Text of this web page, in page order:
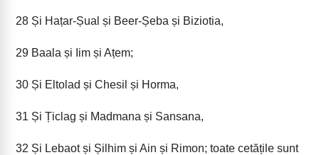
28 Și Hațar-Șual și Beer-Șeba și Biziotia,
29 Baala și Iim și Ațem;
30 Și Eltolad și Chesil și Horma,
31 Și Țiclag și Madmana și Sansana,
32 Și Lebaot și Șilhim și Ain și Rimon; toate cetățile sunt